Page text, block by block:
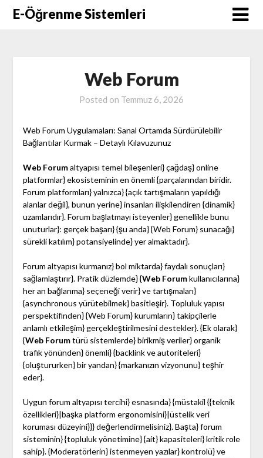
SkipE-Öğrenme Sistemleri
Web Forum
Posted on Temmuz 6, 2026
Web Forum Uygulamaları: Sanal Ortamda Sürdürülebilir
Bağlantılar Kurmak – Detaylı Kılavuzunuz
Web Forumaltyapısı temel bileşenleri} çağdaş} online
platformlar} ekosisteminin en önemli {parçalarından biridir.
Forum platformları} yalnızca} {açık tartışmaların yapıldığı
alanlar değil}, bunun yerine} insanları ilişkilendiren {dinamik}
uzamlarıdır}. Forum başlatmayı isteyenler} genellikle bunu
unuturlar}: gerçek başarı} {şu anda} {Web Forum} sunacağı}
sürekli katılım} potansiyelinde} yer almaktadır}.
Forum altyapısı kurmanız} bol miktarda} faydalı sonuçları}
sağlamlaştırır}. Pratik düzlemde} {Web Forumkullanıcılarına}
her an bağlanma} seçeneği verir} ve tartışmaları}
{asynchronous yürütebilmek} basitleşir}. Topluluk yapısı
perspektifinden} {Web Forum} kurumların} takipçilerle
anlamlı etkileşim} gerçekleştirilmesini destekler}. {Ek olarak}
{Web Forumtürü sistemlerde} birikmiş veriler} organik
trafik yönünden} önemli} {backlink ve autoriteleri}
{oluştururken} bir yandan} {markanızın vizyonunu} teşhir
eder}.
Uygun forum altyapısı tercihi} esnasında} {müstakil {{teknik
özellikleri}|başka platform ergonomisini}|üstelik veri
koruması düzeyini}}} değerlendirmelisiniz}. Başta} forum
sisteminin} {topluluk yönetimine} {ait} kapasiteleri} kritik role
sahip}. {Moderatörlerin} istenmeyen yazılar} kontrolü} ve